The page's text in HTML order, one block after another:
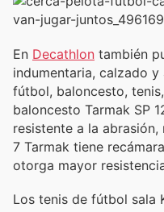
En Decathlon también
indumentaria, calzado
fútbol, baloncesto,
baloncesto Tarmak SP
resistente a la
7 Tarmak tiene
otorga mayor
Los tenis de fútbol sala